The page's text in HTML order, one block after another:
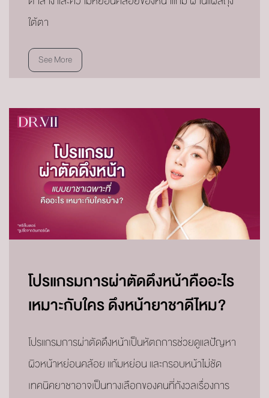
ใต้ตา
See More
โปรแกรมการผ่าตัดดึงหน้าคืออะไร
เหมาะกับใคร ดึงหน้ายาชาดีไหม?
โปรแกรมการผ่าตัดดึงหน้าเป็นหัตถการช่วยดูแลปัญหา
ผิวหน้าหย่อนคล้อย แก้มหย่อน และกรอบหน้าไม่ชัด
เทคนิคยาชาอาจเป็นทางเลือกของคนที่กังวลเรื่องการ